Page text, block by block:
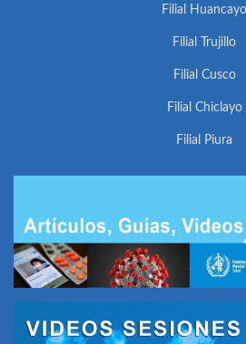
Filial Huancayo
Filial Trujillo
Filial Cusco
Filial Chiclayo
Filial Piura